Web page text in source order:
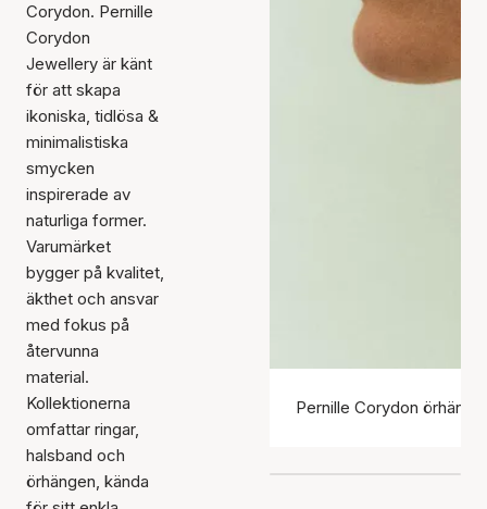
Corydon. Pernille
Corydon
Jewellery är känt
för att skapa
ikoniska, tidlösa &
minimalistiska
smycken
inspirerade av
naturliga former.
Varumärket
bygger på kvalitet,
äkthet och ansvar
med fokus på
återvunna
material.
Kollektionerna
omfattar ringar,
halsband och
örhängen, kända
Pernille Corydon